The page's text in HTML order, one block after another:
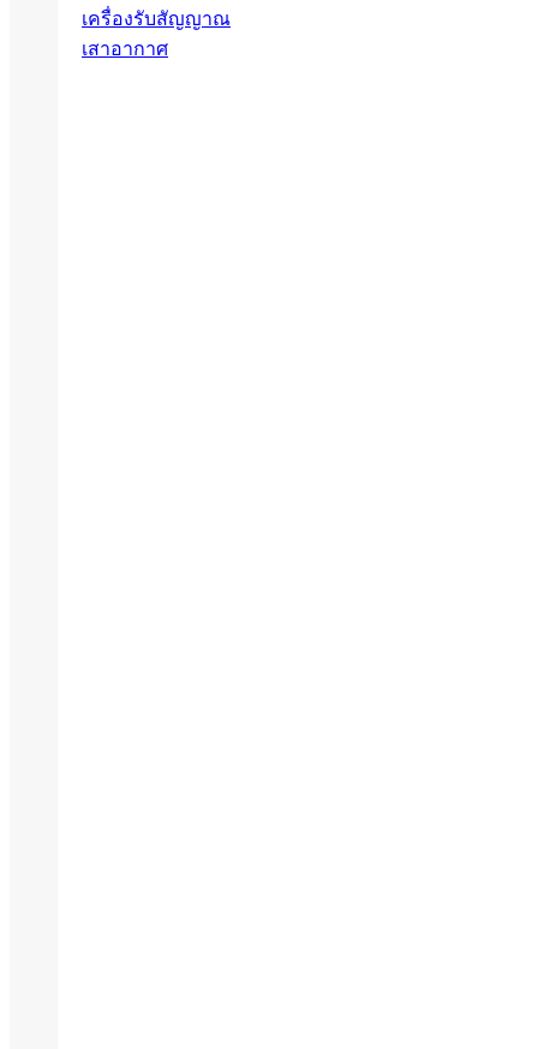
เครื่องรับสัญญาณ
เสาอากาศ